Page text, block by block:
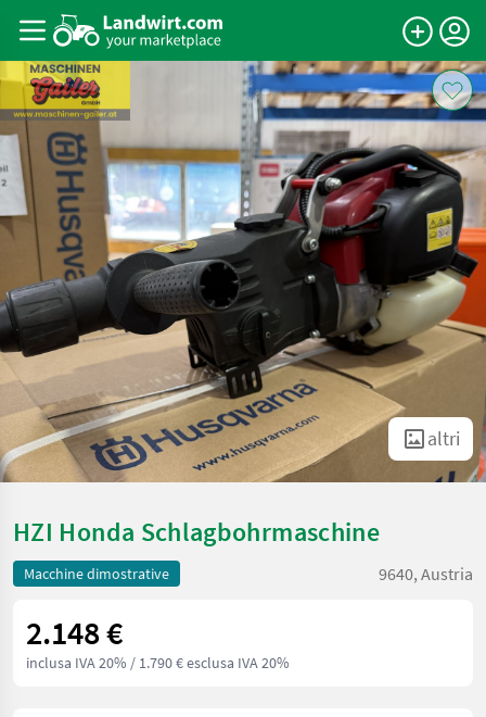
altri
HZI Honda Schlagbohrmaschine
Macchine dimostrative 9640, Austria
2.148 €
inclusa IVA 20% / 1.790 € esclusa IVA 20%